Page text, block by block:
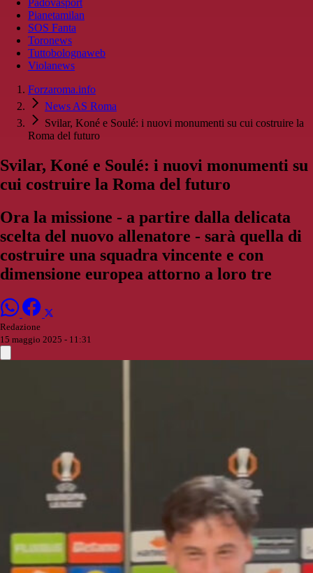
Padovasport
Pianetamilan
SOS Fanta
Toronews
Tuttobolognaweb
Violanews
Forzaroma.info
News AS Roma
Svilar, Koné e Soulé: i nuovi monumenti su cui costruire la
Roma del futuro
Svilar, Koné e Soulé: i nuovi monumenti su
cui costruire la Roma del futuro
Ora la missione - a partire dalla delicata
scelta del nuovo allenatore - sarà quella di
costruire una squadra vincente e con
dimensione europea attorno a loro tre
Redazione
15 maggio 2025 - 11:31